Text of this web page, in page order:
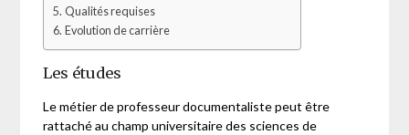
Qualités requises
Evolution de carrière
Les études
Le métier de professeur documentaliste peut être
rattaché au champ universitaire des sciences de